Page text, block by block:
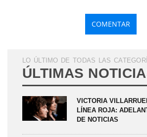
LO ÚLTIMO DE TODAS LAS
ÚLTIMAS
VICTORIA
LÍNEA ROJA:
DE NOTICIAS